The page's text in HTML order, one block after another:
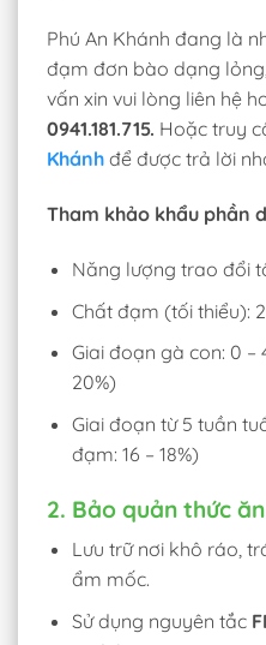
Phú An Khánh đang là
đạm đơn bào dạng
vấn xin vui lòng liên hệ
0941.181.715. Hoặc truy
Khánh để được trả lời
Tham khảo khẩu phần
Năng lượng trao đổi
Chất đạm (tối thiểu):
Giai đoạn gà con: 0 –
20%)
Giai đoạn từ 5 tuần
đạm: 16 – 18%)
2. Bảo quản thức
Lưu trữ nơi khô ráo,
ẩm mốc.
Sử dụng nguyên tắc